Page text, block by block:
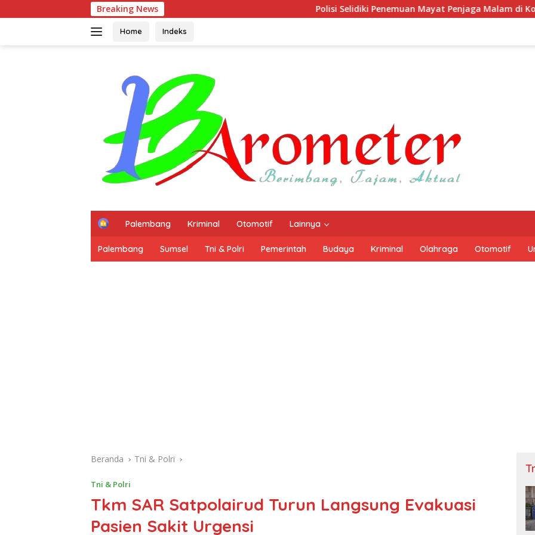
ke
Breaking News Polisi Selidiki Penemuan Mayat Penjaga Malam di Kontrakan Prabumulih,
Home Indeks
H
m
e
Palembang Kriminal Otomotif Lainnya
Palembang Sumsel Tni & Polri Pemerintah Budaya Kriminal Olahraga Otomotif
Beranda Tni & Polri
Tni & Polri
Tkm SAR Satpolairud Turun Langsung Evakuasi
Pasien Sakit Urgensi